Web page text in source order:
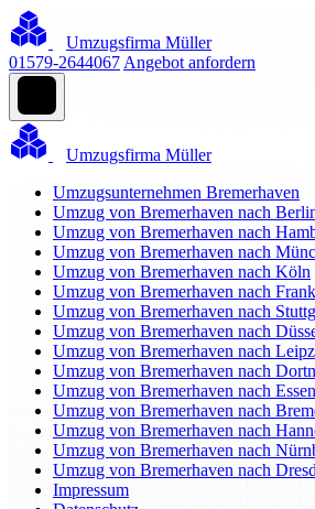
Umzugsfirma Müller
01579-2644067 Angebot anfordern
Umzugsfirma Müller
Umzugsunternehmen Bremerhaven
Umzug von Bremerhaven nach
Umzug von Bremerhaven nach
Umzug von Bremerhaven nach
Umzug von Bremerhaven nach Köln
Umzug von Bremerhaven nach
Umzug von Bremerhaven nach
Umzug von Bremerhaven nach
Umzug von Bremerhaven nach
Umzug von Bremerhaven nach
Umzug von Bremerhaven nach Essen
Umzug von Bremerhaven nach
Umzug von Bremerhaven nach
Umzug von Bremerhaven nach
Umzug von Bremerhaven nach
Impressum